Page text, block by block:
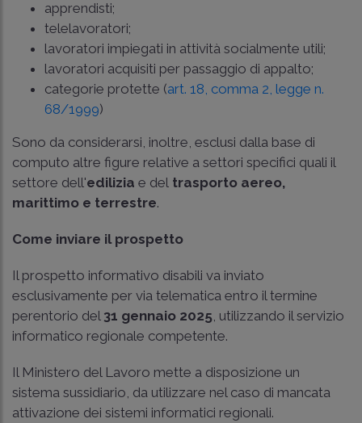
apprendisti;
telelavoratori;
lavoratori impiegati in attività socialmente utili;
lavoratori acquisiti per passaggio di appalto;
categorie protette (art. 18, comma 2, legge n.
68/1999)
Sono da considerarsi, inoltre, esclusi dalla base di
computo altre figure relative a settori specifici quali il
settore dell'edilizia e del trasporto aereo,
marittimo e terrestre.
Come inviare il prospetto
Il prospetto informativo disabili va inviato
esclusivamente per via telematica entro il termine
perentorio del 31 gennaio 2025 , utilizzando il servizio
informatico regionale competente.
Il Ministero del Lavoro mette a disposizione un
sistema sussidiario, da utilizzare nel caso di mancata
attivazione dei sistemi informatici regionali.